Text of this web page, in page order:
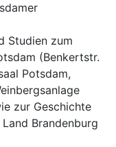
Studien zum
(Benkertstr.
Potsdam,
zur Geschichte
Brandenburg